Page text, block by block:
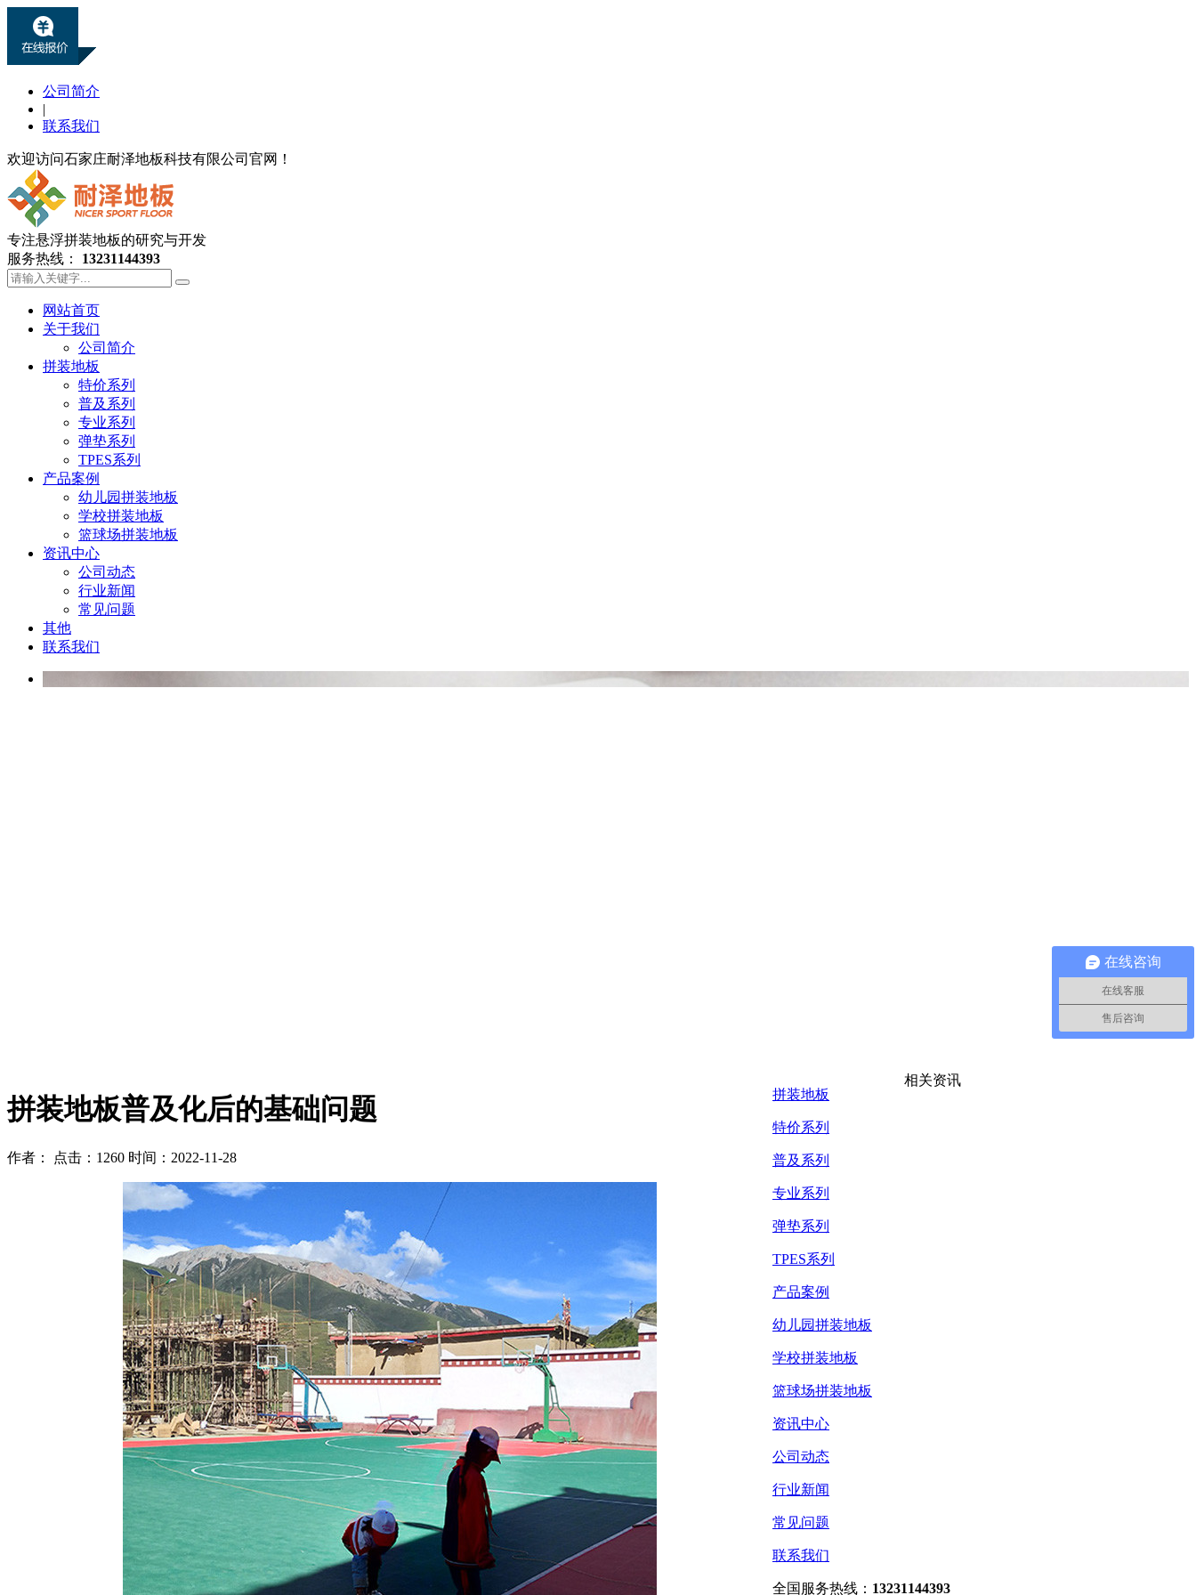
公司简介
|
联系我们
欢迎访问石家庄耐泽地板科技有限公司官网！
专注悬浮拼装地板的研究与开发
服务热线： 13231144393
网站首页
关于我们
公司简介
拼装地板
特价系列
普及系列
专业系列
弹垫系列
TPES系列
产品案例
幼儿园拼装地板
学校拼装地板
篮球场拼装地板
资讯中心
公司动态
行业新闻
常见问题
其他
联系我们
相关资讯
拼装地板普及化后的基础问题
作者： 点击：1260 时间：2022-11-28
拼装地板
特价系列
普及系列
专业系列
弹垫系列
TPES系列
产品案例
幼儿园拼装地板
学校拼装地板
篮球场拼装地板
资讯中心
公司动态
行业新闻
常见问题
联系我们
全国服务热线： 13231144393
在线咨询
在线客服
售后咨询